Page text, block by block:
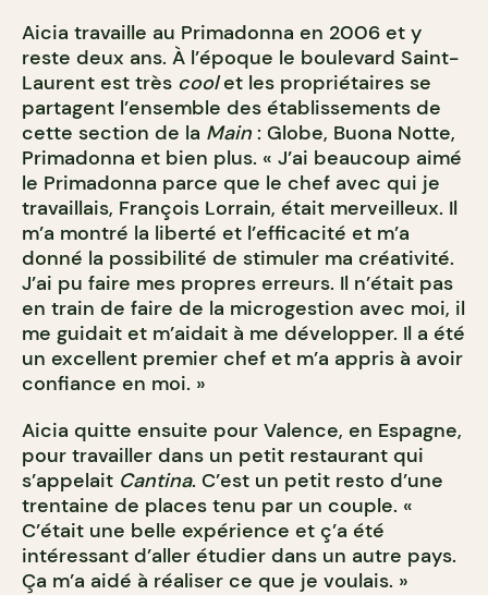
Aicia travaille au Primadonna en 2006 et y
reste deux ans. À l’époque le boulevard Saint-
Laurent est très coolet les propriétaires se
partagent l’ensemble des établissements de
cette section de la Main : Globe, Buona Notte,
Primadonna et bien plus. « J’ai beaucoup aimé
le Primadonna parce que le chef avec qui je
travaillais, François Lorrain, était merveilleux. Il
m’a montré la liberté et l’efficacité et m’a
donné la possibilité de stimuler ma créativité.
J’ai pu faire mes propres erreurs. Il n’était pas
en train de faire de la microgestion avec moi, il
me guidait et m’aidait à me développer. Il a été
un excellent premier chef et m’a appris à avoir
confiance en moi. »
Aicia quitte ensuite pour Valence, en Espagne,
pour travailler dans un petit restaurant qui
s’appelait Cantina. C’est un petit resto d’une
trentaine de places tenu par un couple. «
C’était une belle expérience et ç’a été
intéressant d’aller étudier dans un autre pays.
Ça m’a aidé à réaliser ce que je voulais. »